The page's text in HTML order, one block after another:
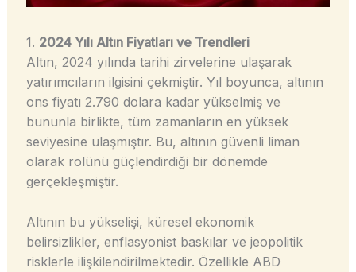
1. 2024 Yılı Altın Fiyatları ve Trendleri
Altın, 2024 yılında tarihi zirvelerine ulaşarak
yatırımcıların ilgisini çekmiştir. Yıl boyunca, altının
ons fiyatı 2.790 dolara kadar yükselmiş ve
bununla birlikte, tüm zamanların en yüksek
seviyesine ulaşmıştır. Bu, altının güvenli liman
olarak rolünü güçlendirdiği bir dönemde
gerçekleşmiştir.
Altının bu yükselişi, küresel ekonomik
belirsizlikler, enflasyonist baskılar ve jeopolitik
risklerle ilişkilendirilmektedir. Özellikle ABD